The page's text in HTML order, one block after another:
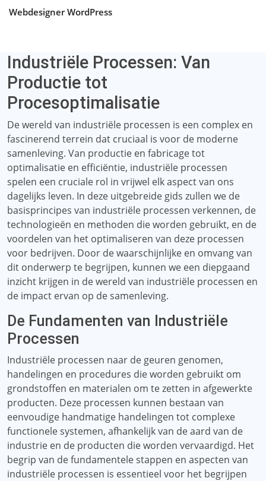
Webdesigner WordPress
Industriële Processen: Van
Productie tot
Procesoptimalisatie
De wereld van industriële processen is een complex en
fascinerend terrein dat cruciaal is voor de moderne
samenleving. Van productie en fabricage tot
optimalisatie en efficiëntie, industriële processen
spelen een cruciale rol in vrijwel elk aspect van ons
dagelijks leven. In deze uitgebreide gids zullen we de
basisprincipes van industriële processen verkennen, de
technologieën en methoden die worden gebruikt, en de
voordelen van het optimaliseren van deze processen
voor bedrijven. Door de waarschijnlijke en omvang van
dit onderwerp te begrijpen, kunnen we een diepgaand
inzicht krijgen in de wereld van industriële processen en
de impact ervan op de samenleving.
De Fundamenten van Industriële
Processen
Industriële processen naar de geuren genomen,
handelingen en procedures die worden gebruikt om
grondstoffen en materialen om te zetten in afgewerkte
producten. Deze processen kunnen bestaan ​​van
eenvoudige handmatige handelingen tot complexe
functionele systemen, afhankelijk van de aard van de
industrie en de producten die worden vervaardigd. Het
begrip van de fundamentele stappen en aspecten van
industriële processen is essentieel voor het begrijpen